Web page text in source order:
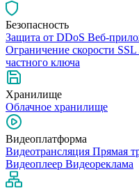
Безопасность
Защита от DDoS Веб-
Ограничение скорости
частного ключа
Хранилище
Облачное хранилище
Видеоплатформа
Видеотрансляция Прямая
Видеоплеер Видеореклама